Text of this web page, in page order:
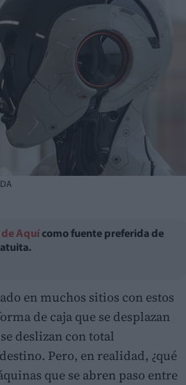
de Aquí como fuente preferida de
en muchos sitios con estos
de caja que se desplazan
deslizan con total
Pero, en realidad, ¿qué
que se abren paso entre